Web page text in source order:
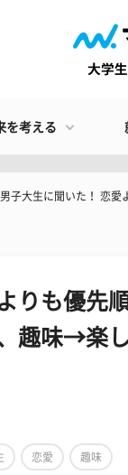
を考える
男子大生に聞いた！ 恋
りも優先
趣味→楽
恋愛 趣味